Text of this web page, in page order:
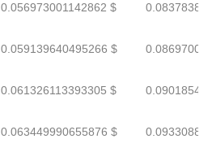
0.056973001142862 $
0.059139640495266 $
0.061326113393305 $
0.063449990655876 $